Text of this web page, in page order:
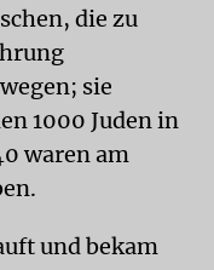
die zu
sie
1000 Juden in
waren am
und bekam